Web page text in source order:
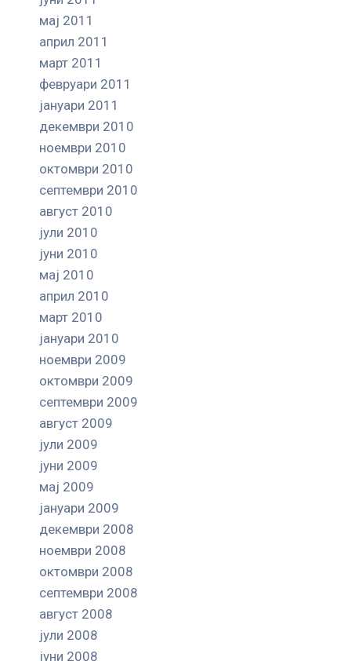
мај 2011
април 2011
март 2011
февруари 2011
јануари 2011
декември 2010
ноември 2010
октомври 2010
септември 2010
август 2010
јули 2010
јуни 2010
мај 2010
април 2010
март 2010
јануари 2010
ноември 2009
октомври 2009
септември 2009
август 2009
јули 2009
јуни 2009
мај 2009
јануари 2009
декември 2008
ноември 2008
октомври 2008
септември 2008
август 2008
јули 2008
јуни 2008